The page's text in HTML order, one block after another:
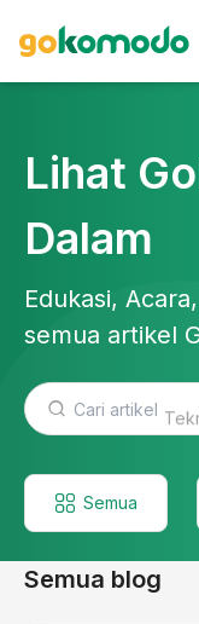
Lihat
Dalam
Edukasi,
semua artikel
Semua
Semua blog